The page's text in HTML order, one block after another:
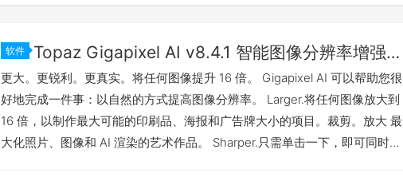
装破解方法。 我有话要说 下载地址
软件 Topaz Gigapixel AI v8.4.1 智能图像分辨率增强无损放大软件（Win&Mac）
更大。更锐利。更真实。将任何图像提升 16 倍。 Gigapixel AI 可以帮助您很
好地完成一件事：以自然的方式提高图像分辨率。 Larger.将任何图像放大到
16 倍，以制作最大可能的印刷品、海报和广告牌大小的项目。裁剪。放大 最
大化照片、图像和 AI 渲染的艺术作品。 Sharper.只需单击一下，即可同时放